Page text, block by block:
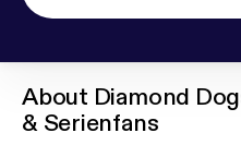
About Diamond
& Serienfans